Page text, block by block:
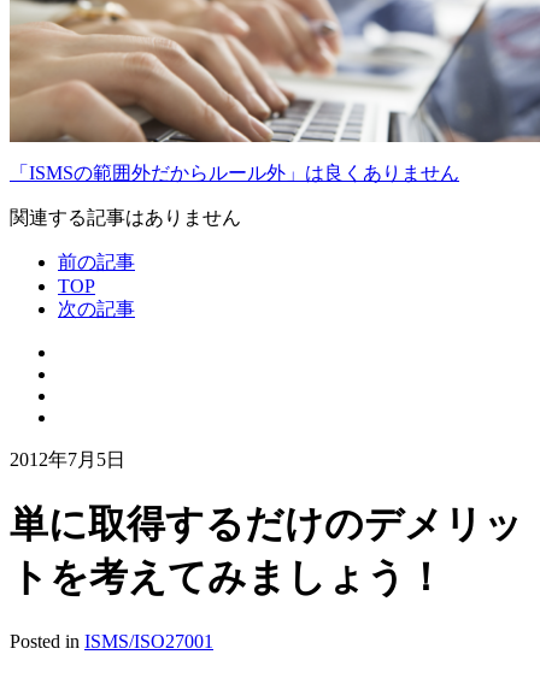
「ISMSの範囲外だからルール外」は良くありません
関連する記事はありません
前の記事
TOP
次の記事
2012年7月5日
単に取得するだけのデメリッ
トを考えてみましょう！
Posted in ISMS/ISO27001